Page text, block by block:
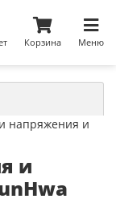
Корзина Меню
напряжения и
и